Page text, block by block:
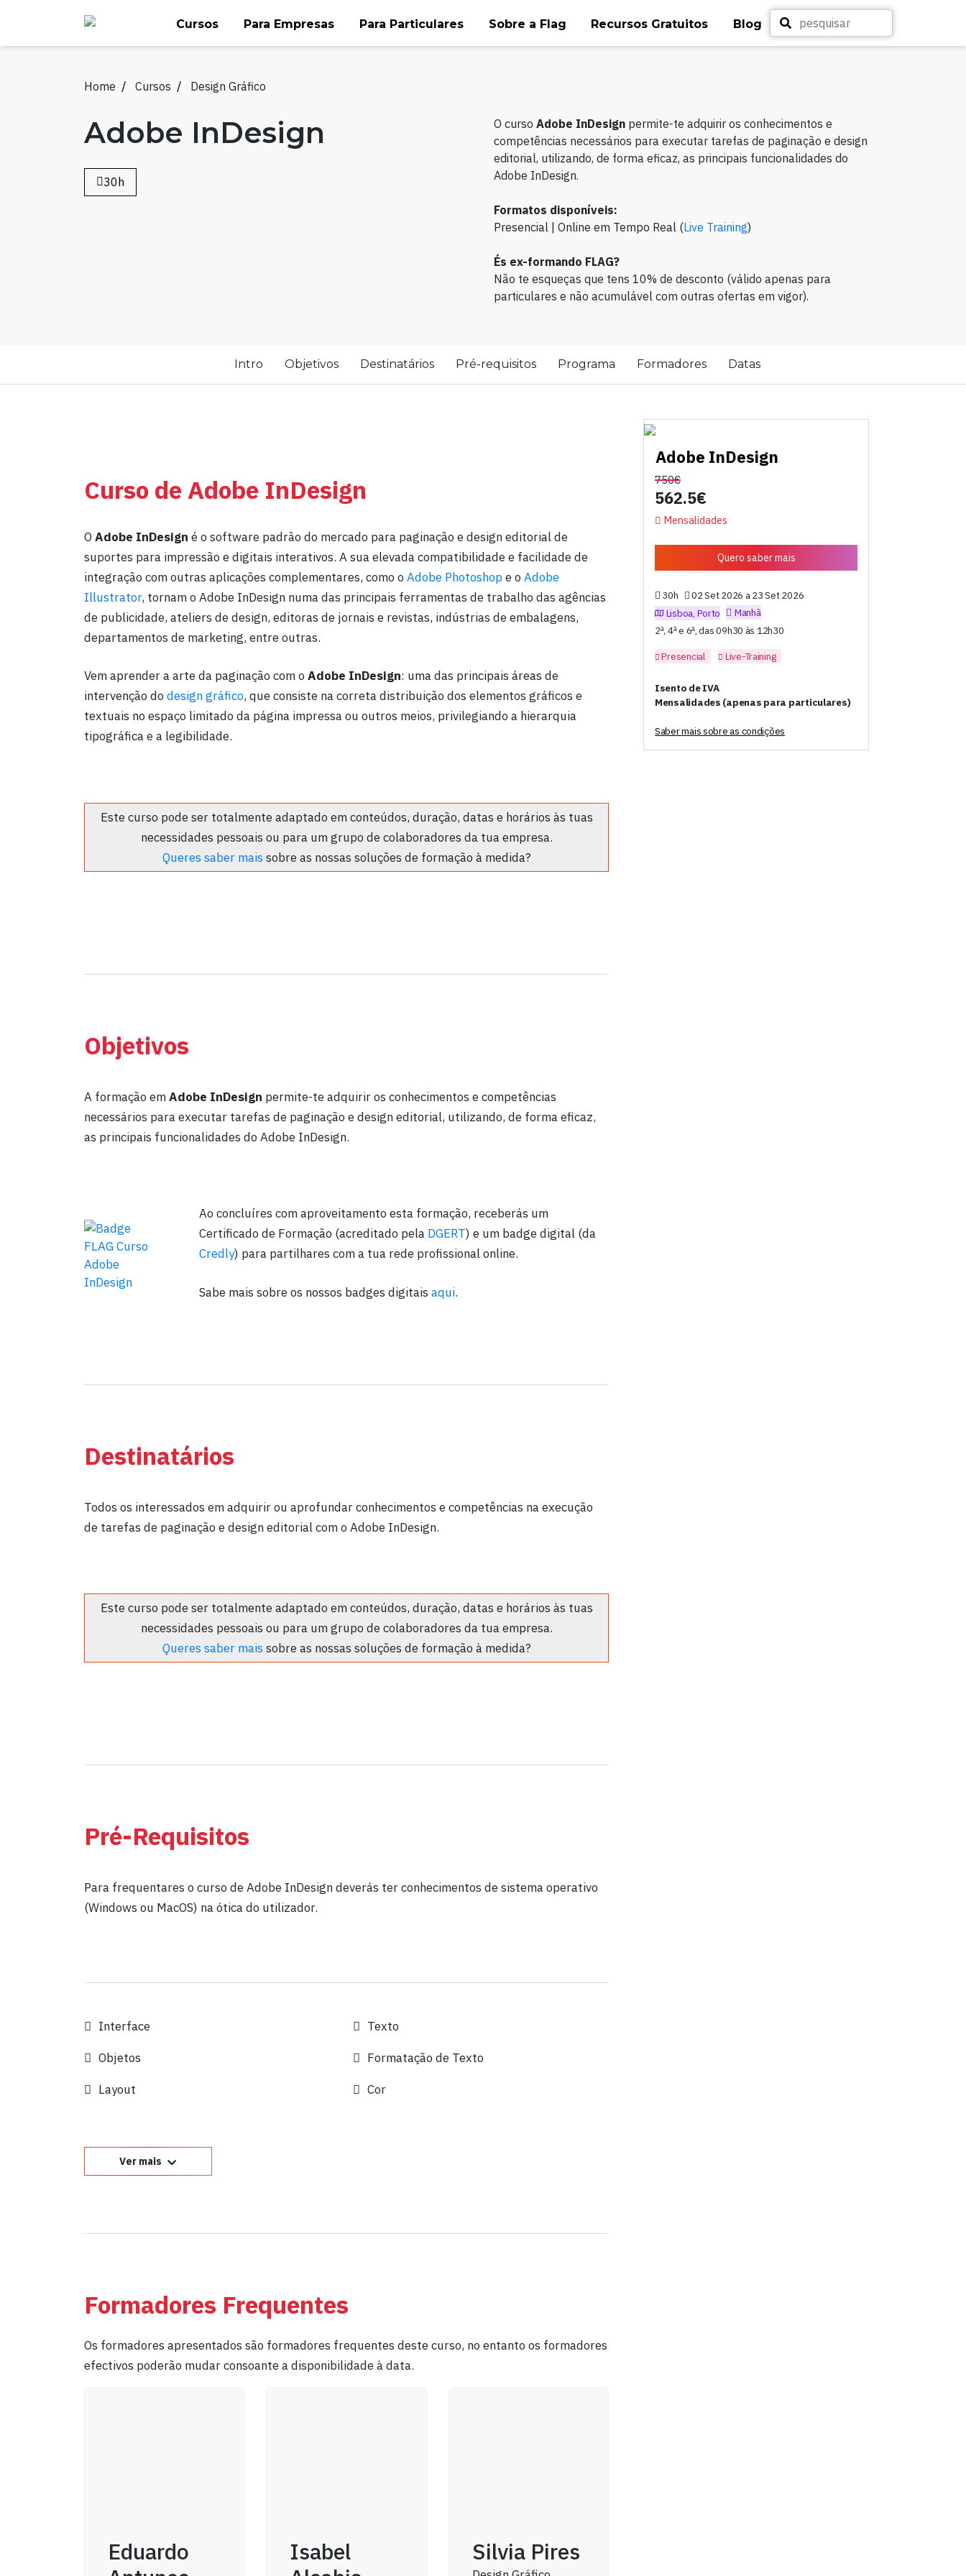
content
Cursos Para Empresas Para Particulares Sobre a Flag Recursos Gratuitos Blog
Home Cursos Design Gráfico
Adobe InDesign
30h
O curso Adobe InDesign permite-te adquirir os conhecimentos e
competências necessários para executar tarefas de paginação e design
editorial, utilizando, de forma eficaz, as principais funcionalidades do
Adobe InDesign.
Formatos disponíveis:
Presencial | Online em Tempo Real (Live Training)
És ex-formando FLAG?
Não te esqueças que tens 10% de desconto (válido apenas para
particulares e não acumulável com outras ofertas em vigor).
Intro Objetivos Destinatários Pré-requisitos Programa Formadores Datas
Curso de Adobe InDesign
O Adobe InDesign é o software padrão do mercado para paginação e design editorial de
suportes para impressão e digitais interativos. A sua elevada compatibilidade e facilidade de
integração com outras aplicações complementares, como o Adobe Photoshope o Adobe
Illustrator, tornam o Adobe InDesign numa das principais ferramentas de trabalho das agências
de publicidade, ateliers de design, editoras de jornais e revistas, indústrias de embalagens,
departamentos de marketing, entre outras.
Vem aprender a arte da paginação com o Adobe InDesign: uma das principais áreas de
intervenção do design gráfico, que consiste na correta distribuição dos elementos gráficos e
textuais no espaço limitado da página impressa ou outros meios, privilegiando a hierarquia
tipográfica e a legibilidade.
Este curso pode ser totalmente adaptado em conteúdos, duração, datas e horários às tuas
necessidades pessoais ou para um grupo de colaboradores da tua empresa.
Queres saber mais sobre as nossas soluções de formação à medida?
Objetivos
A formação emAdobe InDesign permite-te adquirir os conhecimentos e competências
necessários para executar tarefas de paginação e design editorial, utilizando, de forma eficaz,
as principais funcionalidades do Adobe InDesign.
Ao concluíres com aproveitamento esta formação, receberás um
Certificado de Formação (acreditado pela DGERT) e um badge digital (da
Credly) para partilhares com a tua rede profissional online.
Sabe mais sobre os nossos badges digitais aqui.
Destinatários
Todos os interessados em adquirir ou aprofundar conhecimentos e competências na execução
de tarefas de paginação e design editorial com o Adobe InDesign.
Este curso pode ser totalmente adaptado em conteúdos, duração, datas e horários às tuas
necessidades pessoais ou para um grupo de colaboradores da tua empresa.
Queres saber mais sobre as nossas soluções de formação à medida?
Pré-Requisitos
Para frequentares o curso de Adobe InDesign deverás ter conhecimentos de sistema operativo
(Windows ou MacOS) na ótica do utilizador.
Interface
Objetos
Layout
Texto
Formatação de Texto
Cor
Ver mais
Formadores Frequentes
Os formadores apresentados são formadores frequentes deste curso, no entanto os formadores
efectivos poderão mudar consoante a disponibilidade à data.
Eduardo
Isabel
Silvia Pires
Adobe InDesign
750€
562.5€
Mensalidades
Quero saber mais
30h
02 Set 2026 a 23 Set 2026
Lisboa, Porto
Manhã
2ª, 4ª e 6ª, das 09h30 às 12h30
Presencial
Live-Training
Isento de IVA
Mensalidades (apenas para particulares)
Saber mais sobre as condições